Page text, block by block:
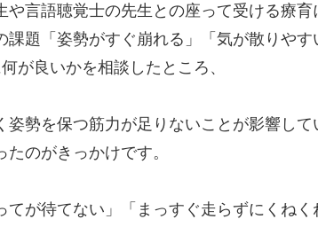
言語聴覚士の先生との座って受ける療育
課題「姿勢がすぐ崩れる」「気が散りや
が良いかを相談したところ、
勢を保つ筋力が足りないことが影響し
のがきっかけです。
が待てない」「まっすぐ走らずにくね